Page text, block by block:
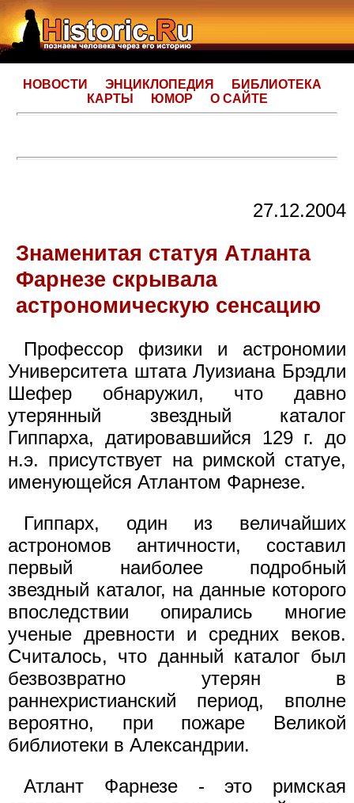
НОВОСТИ ЭНЦИКЛОПЕДИЯ
БИБЛИОТЕКА
КАРТЫ
ЮМОР О САЙТЕ
27.12.2004
Знаменитая статуя Атланта
Фарнезе скрывала
астрономическую сенсацию
Профессор физики и астрономии
Университета штата Луизиана Брэдли
Шефер обнаружил, что давно
утерянный звездный каталог
Гиппарха, датировавшийся 129 г. до
н.э. присутствует на римской статуе,
именующейся Атлантом Фарнезе.
Гиппарх, один из величайших
астрономов античности, составил
первый наиболее подробный
звездный каталог, на данные которого
впоследствии опирались многие
ученые древности и средних веков.
Считалось, что данный каталог был
безвозвратно утерян в
раннехристианский период, вполне
вероятно, при пожаре Великой
библиотеки в Александрии.
Атлант Фарнезе - это римская